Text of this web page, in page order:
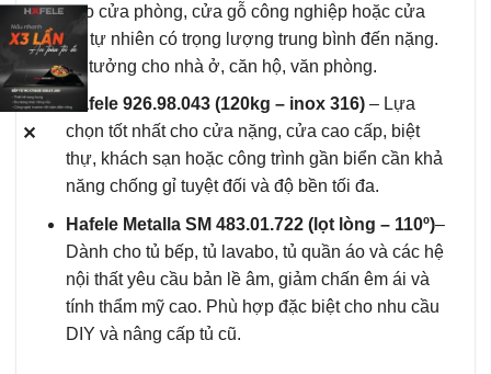
cho cửa phòng, cửa gỗ công nghiệp hoặc cửa
gỗ tự nhiên có trọng lượng trung bình đến nặng.
Lý tưởng cho nhà ở, căn hộ, văn phòng.
Hafele 926.98.043 (120kg – inox 316)– Lựa
chọn tốt nhất cho cửa nặng, cửa cao cấp, biệt
thự, khách sạn hoặc công trình gần biển cần khả
năng chống gỉ tuyệt đối và độ bền tối đa.
Hafele Metalla SM 483.01.722 (lọt lòng – 110º)–
Dành cho tủ bếp, tủ lavabo, tủ quần áo và các hệ
nội thất yêu cầu bản lề âm, giảm chấn êm ái và
tính thẩm mỹ cao. Phù hợp đặc biệt cho nhu cầu
DIY và nâng cấp tủ cũ.
✕